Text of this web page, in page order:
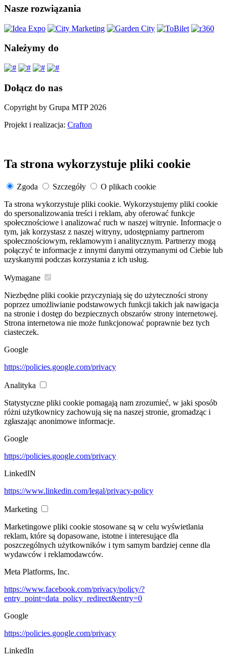
Nasze rozwiązania
Należymy do
Dołącz do nas
Copyright by Grupa MTP 2026
Projekt i realizacja: Crafton
Ta strona wykorzystuje pliki cookie
Zgoda Szczegóły
O plikach cookie
Ta strona wykorzystuje pliki cookie. Wykorzystujemy pliki cookie
do spersonalizowania treści i reklam, aby oferować funkcje
społecznościowe i analizować ruch w naszej witrynie. Informacje o
tym, jak korzystasz z naszej witryny, udostępniamy partnerom
społecznościowym, reklamowym i analitycznym. Partnerzy mogą
połączyć te informacje z innymi danymi otrzymanymi od Ciebie lub
uzyskanymi podczas korzystania z ich usług.
Wymagane
Niezbędne pliki cookie przyczyniają się do użyteczności strony
poprzez umożliwianie podstawowych funkcji takich jak nawigacja
na stronie i dostęp do bezpiecznych obszarów strony internetowej.
Strona internetowa nie może funkcjonować poprawnie bez tych
ciasteczek.
Google
https://policies.google.com/privacy
Analityka
Statystyczne pliki cookie pomagają nam zrozumieć, w jaki sposób
różni użytkownicy zachowują się na naszej stronie, gromadząc i
zgłaszając anonimowe informacje.
Google
https://policies.google.com/privacy
LinkedIN
https://www.linkedin.com/legal/privacy-policy
Marketing
Marketingowe pliki cookie stosowane są w celu wyświetlania
reklam, które są dopasowane, istotne i interesujące dla
poszczególnych użytkowników i tym samym bardziej cenne dla
wydawców i reklamodawców.
Meta Platforms, Inc.
https://www.facebook.com/privacy/policy/?
entry_point=data_policy_redirect&entry=0
Google
https://policies.google.com/privacy
LinkedIn